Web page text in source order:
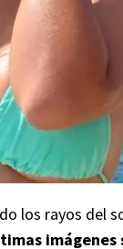
los rayos del
imágenes